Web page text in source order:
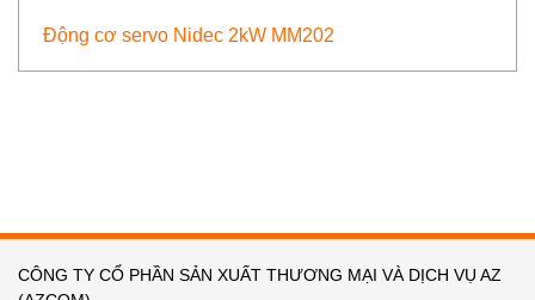
Động cơ servo Nidec 2kW MM202
CÔNG TY CỔ PHẦN SẢN XUẤT THƯƠNG MẠI VÀ DỊCH VỤ AZ